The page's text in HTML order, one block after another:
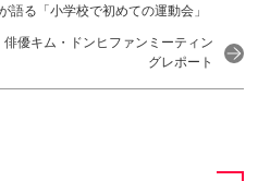
語る「小学校で初めての運動会」
俳優キム・ドンヒファンミーティン
グレポート